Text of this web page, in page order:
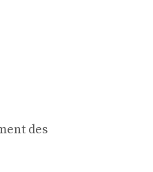
des